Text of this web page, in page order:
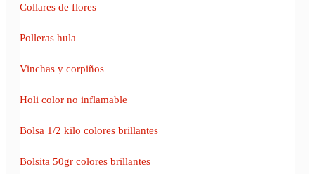
Collares de flores
Polleras hula
Vinchas y corpiños
Holi color no inflamable
Bolsa 1/2 kilo colores brillantes
Bolsita 50gr colores brillantes